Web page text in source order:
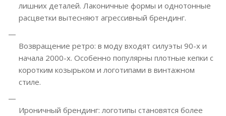
лишних деталей. Лаконичные формы и однотонные
расцветки вытесняют агрессивный брендинг.
Возвращение ретро: в моду входят силуэты 90-х и
начала 2000-х. Особенно популярны плотные кепки с
коротким козырьком и логотипами в винтажном
стиле.
Ироничный брендинг: логотипы становятся более